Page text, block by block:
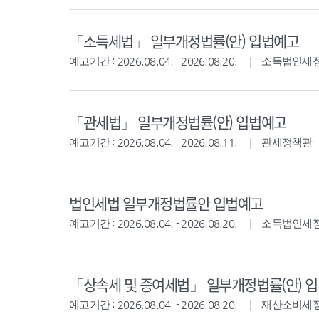
「소득세법」 일부개정법률(안) 입법예고
예고기간 : 2026.08.04. - 2026.08.20. 소득법인세
「관세법」 일부개정법률(안) 입법예고
예고기간 : 2026.08.04. - 2026.08.11. 관세정책관
법인세법 일부개정법률안 입법예고
예고기간 : 2026.08.04. - 2026.08.20. 소득법인세
「상속세 및 증여세법」 일부개정법률(안)
예고기간 : 2026.08.04. - 2026.08.20. 재산소비세